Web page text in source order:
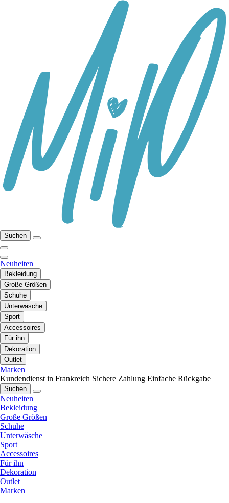
Suchen
Neuheiten
Bekleidung
Große Größen
Schuhe
Unterwäsche
Sport
Accessoires
Für ihn
Dekoration
Outlet
Marken
Kundendienst in Frankreich Sichere Zahlung Einfache Rückgabe
Suchen
Neuheiten
Bekleidung
Große Größen
Schuhe
Unterwäsche
Sport
Accessoires
Für ihn
Dekoration
Outlet
Marken